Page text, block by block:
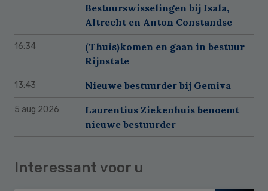
Bestuurswisselingen bij Isala,
Altrecht en Anton Constandse
16:34
(Thuis)komen en gaan in bestuur
Rijnstate
13:43 Nieuwe bestuurder bij Gemiva
5 aug 2026
Laurentius Ziekenhuis benoemt
nieuwe bestuurder
Interessant voor u